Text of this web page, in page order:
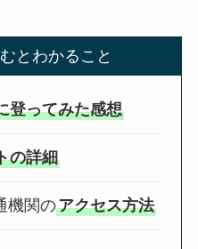
とわかること
登ってみた感想
の詳細
機関のアクセス方法